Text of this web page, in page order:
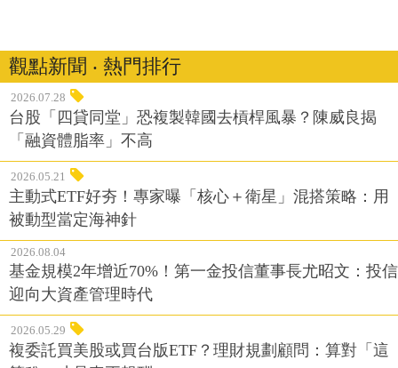
觀點新聞 ‧ 熱門排行
2026.07.28
台股「四貸同堂」恐複製韓國去槓桿風暴？陳威良揭
「融資體脂率」不高
2026.05.21
主動式ETF好夯！專家曝「核心＋衛星」混搭策略：用
被動型當定海神針
2026.08.04
基金規模2年增近70%！第一金投信董事長尤昭文：投信
迎向大資產管理時代
2026.05.29
複委託買美股或買台版ETF？理財規劃顧問：算對「這